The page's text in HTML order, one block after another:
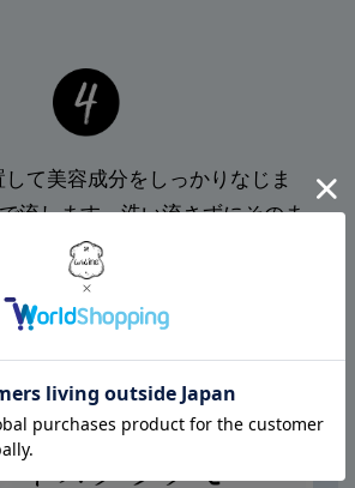
て美容成分をしっかりなじま
流します。洗い流さずにそのま
かると、アロマバスソルトとし